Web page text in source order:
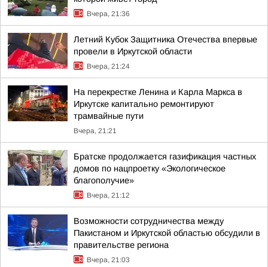
Вчера, 21:36
Летний Кубок Защитника Отечества впервые
провели в Иркутской области
Вчера, 21:24
На перекрестке Ленина и Карла Маркса в
Иркутске капитально ремонтируют
трамвайные пути
Вчера, 21:21
Братске продолжается газификация частных
домов по нацпроетку «Экологическое
благополучие»
Вчера, 21:12
Возможности сотрудничества между
Пакистаном и Иркутской областью обсудили в
правительстве региона
Вчера, 21:03